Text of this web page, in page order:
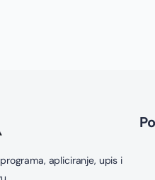
apliciranje, upis i